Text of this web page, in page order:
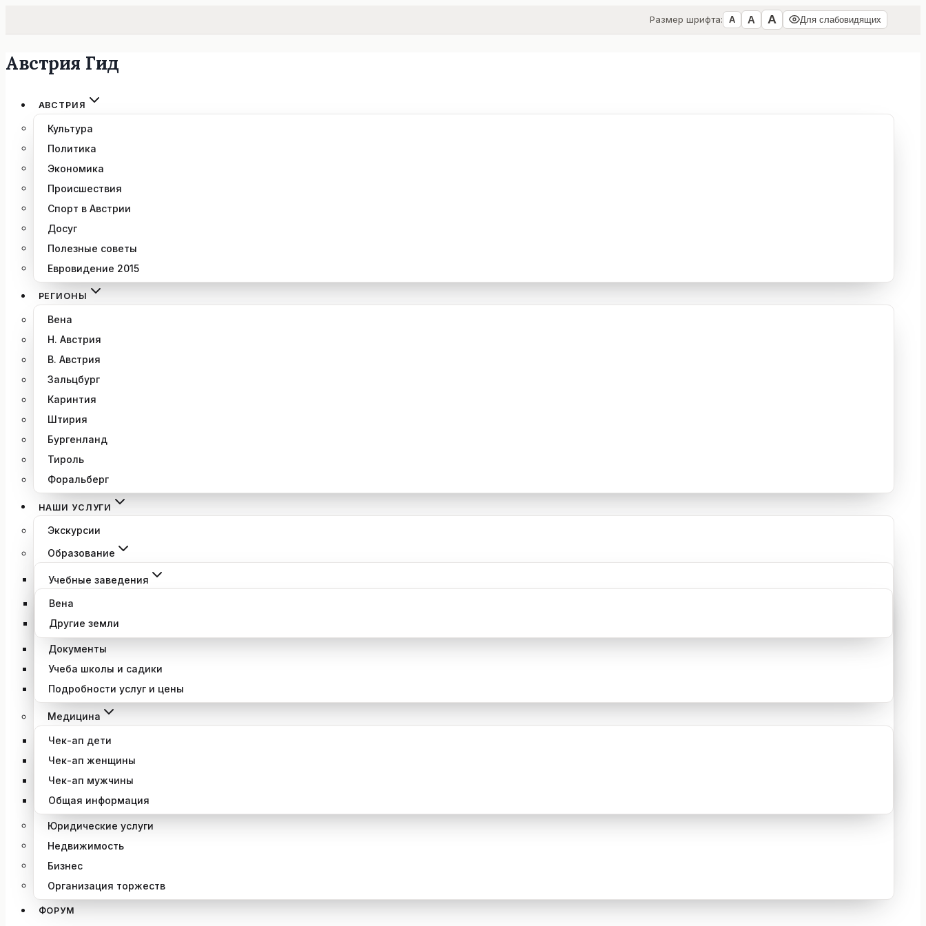
Размер шрифта: А А А Для слабовидящих
Перейти
содержимому
Австрия Гид
АВСТРИЯ
Культура
Политика
Экономика
Происшествия
Спорт в Австрии
Досуг
Полезные советы
Евровидение 2015
РЕГИОНЫ
Вена
Н. Австрия
В. Австрия
Зальцбург
Каринтия
Штирия
Бургенланд
Тироль
Форальберг
НАШИ УСЛУГИ
Экскурсии
Образование
Учебные заведения
Вена
Другие земли
Документы
Учеба школы и садики
Подробности услуг и цены
Медицина
Чек-ап дети
Чек-ап женщины
Чек-ап мужчины
Общая информация
Юридические услуги
Недвижимость
Бизнес
Организация торжеств
ФОРУМ